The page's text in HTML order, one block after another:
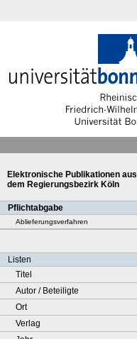
Elektronische Publikationen aus
dem Regierungsbezirk Köln
Pflichtabgabe
Ablieferungsverfahren
Listen
Titel
Autor / Beteiligte
Ort
Verlag